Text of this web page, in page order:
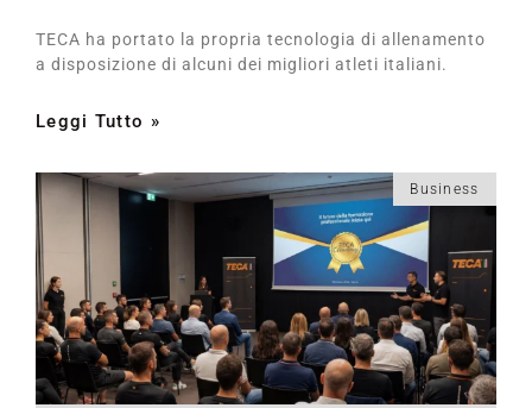
TECA ha portato la propria tecnologia di allenamento
a disposizione di alcuni dei migliori atleti italiani.
Leggi Tutto »
Business